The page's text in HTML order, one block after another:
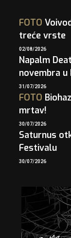
FOTO
treće vrste
02/08/2026
Napalm
novembra u
31/07/2026
FOTO
mrtav!
30/07/2026
Saturnus
Festivalu
30/07/2026